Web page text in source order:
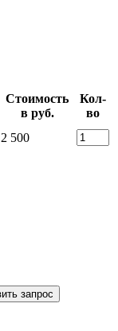
Стоимость
в руб.
Кол-
во
2 500
запрос